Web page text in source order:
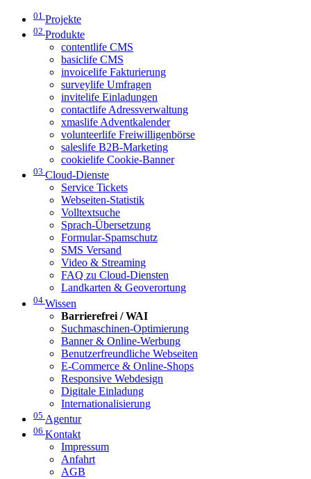
01 Projekte
02 Produkte
contentlife CMS
basiclife CMS
invoicelife Fakturierung
surveylife Umfragen
invitelife Einladungen
contactlife Adressverwaltung
xmaslife Adventkalender
volunteerlife Freiwilligenbörse
saleslife B2B-Marketing
cookielife Cookie-Banner
03 Cloud-Dienste
Service Tickets
Webseiten-Statistik
Volltextsuche
Sprach-Übersetzung
Formular-Spamschutz
SMS Versand
Video & Streaming
FAQ zu Cloud-Diensten
Landkarten & Geoverortung
04 Wissen
Barrierefrei / WAI
Suchmaschinen-Optimierung
Banner & Online-Werbung
Benutzerfreundliche Webseiten
E-Commerce & Online-Shops
Responsive Webdesign
Digitale Einladung
Internationalisierung
05 Agentur
06 Kontakt
Impressum
Anfahrt
AGB